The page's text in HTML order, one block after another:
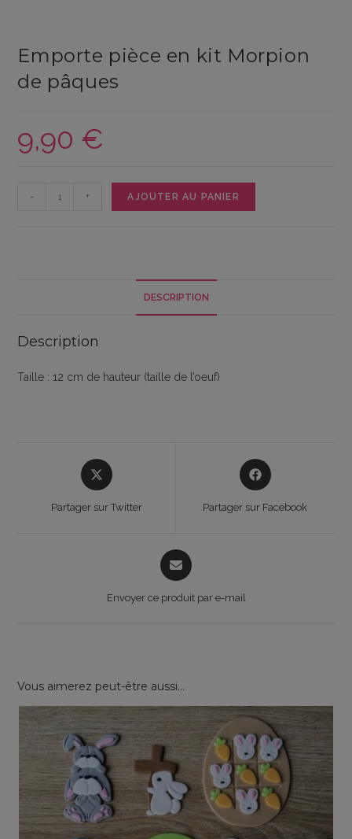
Emporte pièce en kit Morpion
de pâques
9,90 €
pâques
- + AJOUTER AU PANIER
DESCRIPTION
Description
Taille : 12 cm de hauteur (taille de l’oeuf)
Opens
in
new
Partager sur Twitter
Opens
in
Partager sur Facebook
Opens
in
new
Envoyer ce produit par e-mail
Vous aimerez peut-être aussi…